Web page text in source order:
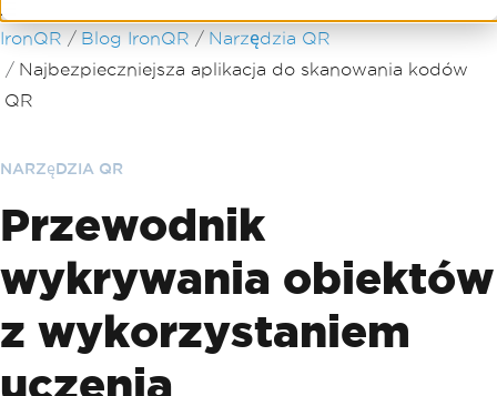
Przejdź do treści stopki
IronQR Blog IronQR
Narzędzia QR
Najbezpieczniejsza aplikacja do skanowania kodów
QR
NARZęDZIA QR
Przewodnik
wykrywania obiektów
z wykorzystaniem
uczenia